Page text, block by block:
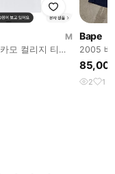
M
모 컬리지 티셔
Bape
2005 베
션 덕 베
셔츠
2 1